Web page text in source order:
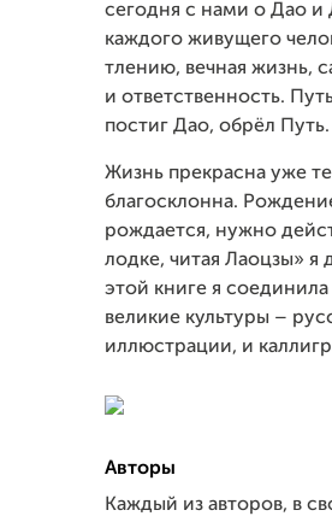
сегодня с нами о Дао и
каждого живущего
тлению, вечная жизнь,
и ответственность.
постиг Дао, обрёл Путь.
Жизнь прекрасна уже
благосклонна.
рождается, нужно
лодке, читая Лаоцзы» я
этой книге я
великие культуры –
иллюстрации, и
Авторы
Каждый из авторов, в